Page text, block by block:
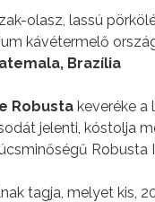
olasz, lassú
kávétermelő
Brazília
Robusta keveréke a
jelenti, kóstolja
Robusta
tagja, melyet kis,